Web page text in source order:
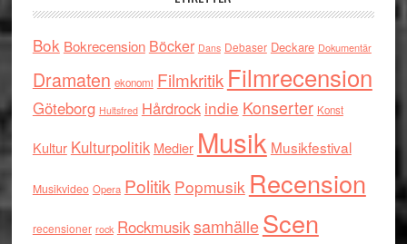
Bok Bokrecension Böcker Dans Debaser Deckare Dokumentär
Dramaten ekonomi Filmkritik Filmrecension
Göteborg Hultsfred Hårdrock indie Konserter Konst
Kultur Kulturpolitik Medier Musik Musikfestival
Musikvideo Opera Politik Popmusik Recension
recensioner rock RockmusiksamhälleScen